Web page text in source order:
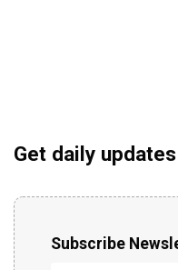
Get daily
Subscribe